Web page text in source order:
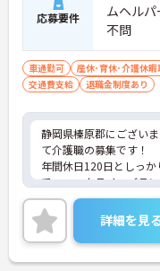
応募要件
ムヘル
不問
車通勤可 産休･育休･介護休暇
交通費支給
退職金制度あり
静岡県榛原郡にござい
て介護職の募集です！
年間休日120日としっ
で、ワークライフバラ
スメです♪
賞与・昇給あり！頑張
ので、モチベーション
ご興味のある方は、マ
せください。
詳細を見